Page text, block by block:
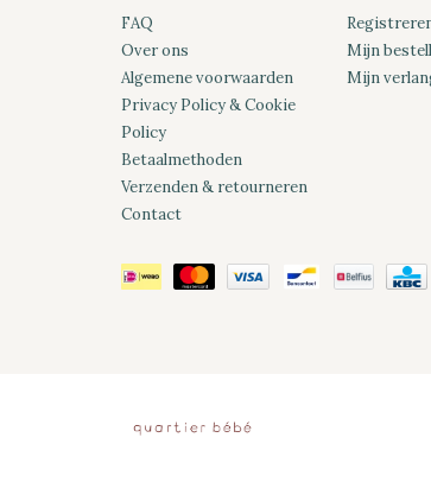
FAQ
Over ons
Algemene voorwaarden
Privacy Policy & Cookie
Policy
Betaalmethoden
Verzenden & retourneren
Contact
Mijn
Mijn